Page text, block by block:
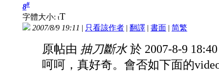
8#
字體大小: tT
2007/8/9 19:11 | 只看該作者 | 翻譯 | 書面 | 简繁
原帖由 抽刀斷水於 2007-8-9
呵呵，真好奇。會否如下面的